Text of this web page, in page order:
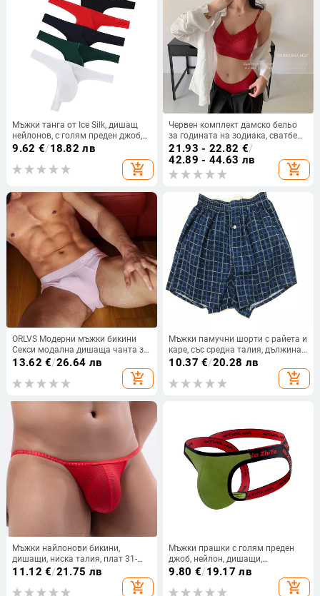
Мъжки танга от Ice Silk, дишащ
нейлонов, с голям преден джоб,
секси и с ниска талия
9.62 €/18.82 лв
add_shopping_cart
Червен комплект дамско бельо
за годината на зодиака, сватбен
пуш-ъп сутиен с фиксирана
чашка и красив гръб, подаръчна
кутия
21.93 - 22.82 €/
42.89 - 44.63 лв
add_shopping_cart
ORLVS Модерни мъжки бикини
Секси модална дишаща чанта за
корем с ниска талия Показани
големи бикини за мъже OR6205
13.62 €/26.64 лв
add_shopping_cart
Мъжки памучни шорти с райета и
каре, със средна талия, дължина
три четвърти, бързосъхнещи и
10.37 €/20.28 лв
add_shopping_cart
Мъжки найлонови бикини,
дишащи, ниска талия, плат 31-
40D
11.12 €/21.75 лв
add_shopping_cart
Мъжки прашки с голям преден
джоб, нейлон, дишащи,
оформящи тялото, плетени
9.80 €/19.17 лв
add_shopping_cart